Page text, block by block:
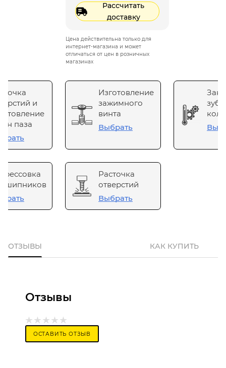
Рассчитать
доставку
Цена действительна только для
интернет-магазина и может
отличаться от цен в розничных
магазинах
и
паза
Изготовление
зажимного
винта
Выбрать
Расточка
отверстий
Выбрать
ОТЗЫВЫ КАК КУПИТЬ
Отзывы
ОСТАВИТЬ ОТЗЫВ